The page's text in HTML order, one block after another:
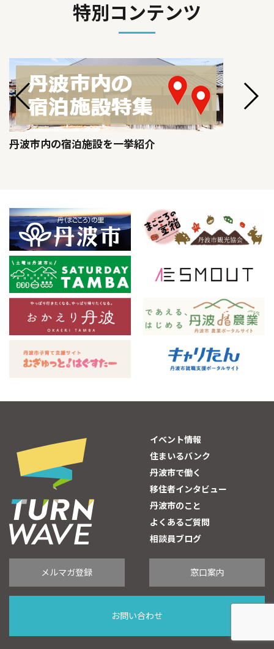
特別コンテンツ
丹波市内の宿泊施設を一挙紹介
イベント情報
住まいるバンク
丹波市で働く
移住者インタビュー
丹波市のこと
よくあるご質問
相談員ブログ
メルマガ登録 窓口案内
お問い合わせ